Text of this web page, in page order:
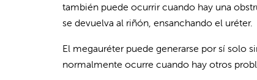
también puede ocurrir cuando hay una
se devuelva al riñón, ensanchando el uréter.
El megauréter puede generarse por sí solo
normalmente ocurre cuando hay otros